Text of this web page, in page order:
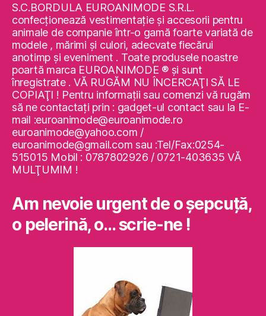
S.C.BORDULA EUROANIMODE S.R.L.
confecţionează vestimentaţie şi accesorii pentru
animale de companie într-o gamă foarte variată de
modele , mărimi şi culori, adecvate fiecărui
anotimp şi eveniment . Toate produsele noastre
poartă marca EUROANIMODE ® şi sunt
înregistrate . VĂ RUGĂM NU ÎNCERCAŢI SĂ LE
COPIAŢI ! Pentru informaţii sau comenzi vă rugăm
să ne contactaţi prin : gadget-ul contact sau la E-
mail :euroanimode@euroanimode.ro
euroanimode@yahoo.com /
euroanimode@gmail.com sau :Tel/Fax:0254-
515015 Mobil : 0787802926 / 0721-403635 VĂ
MULŢUMIM !
Am nevoie urgent de o şepcuţă,
o pelerină, o… scrie-ne !